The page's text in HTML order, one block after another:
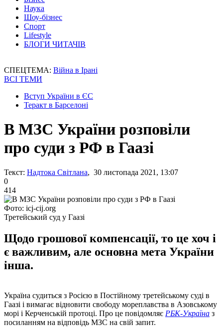
Наука
Шоу-бізнес
Спорт
Lifestyle
БЛОГИ ЧИТАЧІВ
СПЕЦТЕМА: Війна в Ірані
ВСІ ТЕМИ
Вступ України в ЄС
Теракт в Барселоні
В МЗС України розповіли
про суди з РФ в Гаазі
Текст: Надтока Світлана, 30 листопада 2021, 13:07
0
414
Фото: icj-cij.org
Третейський суд у Гаазі
Щодо грошової компенсації, то це хоч і
є важливим, але основна мета України
інша.
Україна судиться з Росією в Постійному третейському суді в
Гаазі і вимагає відновити свободу мореплавства в Азовському
морі і Керченській протоці. Про це повідомляє РБК-Україна з
посиланням на відповідь МЗС на свій запит.